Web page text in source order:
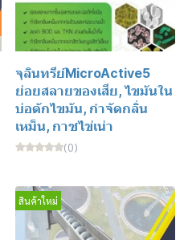
จุลินทรีย์MicroActive5
ย่อยสลายของเสีย, ไขมันใน
บ่อดักไขมัน, กำจัดกลิ่น
เหม็น, กาซไข่เน่า
(0)
สินค้าใหม่